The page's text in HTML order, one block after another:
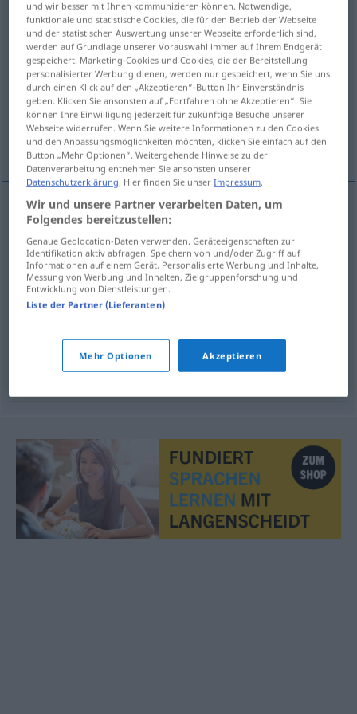
Übersicht aller Übersetzungen
(Für mehr Details die Übersetzung anklicken/antippen)
störrisch, unwirsch, trotzig, stur, spröde,
steif, tüchtig
eisern
störrisch,unwirsch,trotzig
steif stug
stur stug
a.Haar stug
eisern stug
und wir besser mit Ihnen kommunizieren können. Notwendige,
funktionale und statistische Cookies, die für den Betrieb der Webseite
und der statistischen Auswertung unserer Webseite erforderlich sind,
werden auf Grundlage unserer Vorauswahl immer auf Ihrem Endgerät
gespeichert. Marketing-Cookies und Cookies, die der Bereitstellung
personalisierter Werbung dienen, werden nur gespeichert, wenn Sie uns
durch einen Klick auf den „Akzeptieren“-Button Ihr Einverständnis
geben. Klicken Sie ansonsten auf „Fortfahren ohne Akzeptieren“. Sie
können Ihre Einwilligung jederzeit für zukünftige Besuche unserer
Webseite widerrufen. Wenn Sie weitere Informationen zu den Cookies
und den Anpassungsmöglichkeiten möchten, klicken Sie einfach auf den
Button „Mehr Optionen“. Weitergehende Hinweise zu der
Datenverarbeitung entnehmen Sie ansonsten unserer
Datenschutzerklärung. Hier finden Sie unserImpressum.
Wir und unsere Partner verarbeiten Daten, um
Folgendes bereitzustellen:
Genaue Geolocation-Daten verwenden. Geräteeigenschaften zur
Identifikation aktiv abfragen. Speichern von und/oder Zugriff auf
Informationen auf einem Gerät. Personalisierte Werbung und Inhalte,
Messung von Werbung und Inhalten, Zielgruppenforschung und
Entwicklung von Dienstleistungen.
Liste der Partner (Lieferanten)
Mehr Optionen Akzeptieren